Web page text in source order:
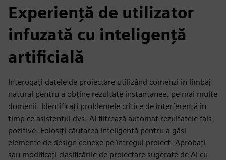
Experiență de utilizator
infuzată cu inteligență
artificială
Interogați datele de proiectare utilizând comenzi în limbaj
natural pentru a obține rezultate instantanee, pe mai multe
domenii. Identificați problemele critice de interferență în
timp ce asistentul dvs. AI filtrează automat rezultatele fals
pozitive. Folosiți căutarea inteligentă pentru a găsi
elemente de design conexe pe întregul proiect. Aprobați
sau modificați clasificările de proiectare sugerate de AI cu